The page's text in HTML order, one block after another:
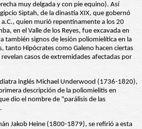
muy delgada y con pie equino). Así
Siptah, de la dinastía XIX, que gobernó
quien murió repentinamente a los 20
en el Valle de los Reyes, fue excavada en
también signos de lesión poliomielítica en la
tanto Hipócrates como Galeno hacen ciertas
casos de extremidades afectadas por
inglés Michael Underwood (1736-1820),
descripción de la poliomielitis en
dio el nombre de "parálisis de las
Jakob Heine (1800-1879), se refirió a esta